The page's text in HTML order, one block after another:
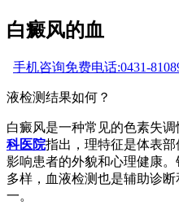
白癜风的血
手机咨询免费电话:0431-
液检测结果如何？
白癜风是一种常见的色素失
科医院指出，理特征是体表
影响患者的外貌和心理健康
多样，血液检测也是辅助诊
一。